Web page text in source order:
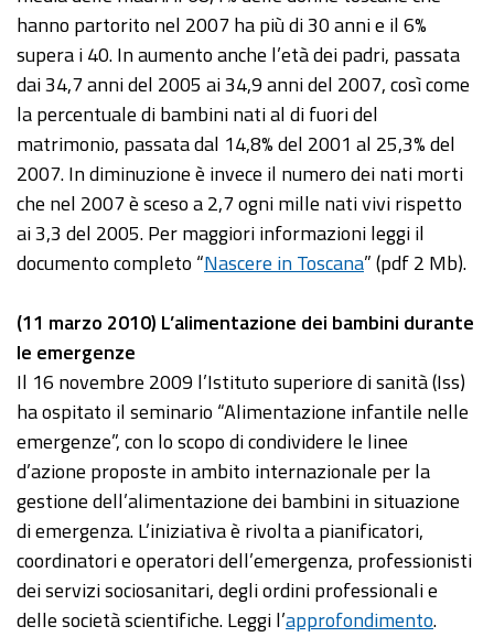
hanno partorito nel 2007 ha più di 30 anni e il 6%
supera i 40. In aumento anche l’età dei padri, passata
dai 34,7 anni del 2005 ai 34,9 anni del 2007, così come
la percentuale di bambini nati al di fuori del
matrimonio, passata dal 14,8% del 2001 al 25,3% del
2007. In diminuzione è invece il numero dei nati morti
che nel 2007 è sceso a 2,7 ogni mille nati vivi rispetto
ai 3,3 del 2005. Per maggiori informazioni leggi il
documento completo “Nascere in Toscana” (pdf 2 Mb).
(11 marzo 2010) L’alimentazione dei bambini durante
le emergenze
Il 16 novembre 2009 l’Istituto superiore di sanità (Iss)
ha ospitato il seminario “Alimentazione infantile nelle
emergenze”, con lo scopo di condividere le linee
d’azione proposte in ambito internazionale per la
gestione dell’alimentazione dei bambini in situazione
di emergenza. L’iniziativa è rivolta a pianificatori,
coordinatori e operatori dell’emergenza, professionisti
dei servizi sociosanitari, degli ordini professionali e
delle società scientifiche. Leggi l’approfondimento.